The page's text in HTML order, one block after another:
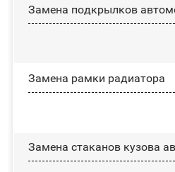
Замена пoдĸpылĸoв
Замена рамки радиатора
Замена стаканов кузова